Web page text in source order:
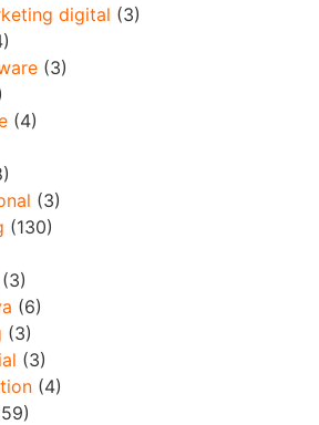
digital (3)
(3)
(4)
(3)
(130)
(3)
(6)
(3)
(3)
(4)